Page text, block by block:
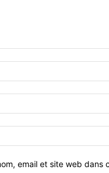
email et site web dans